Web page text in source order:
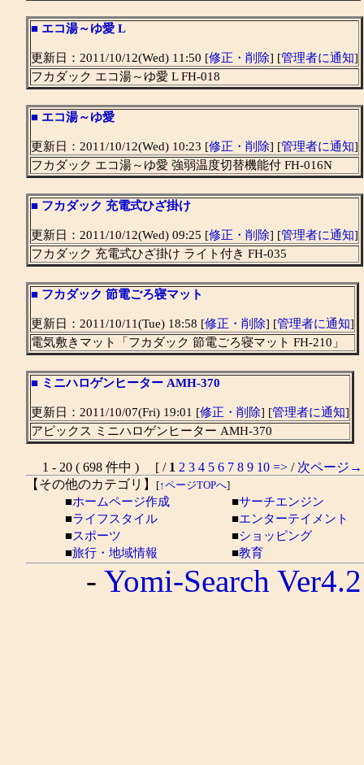
■ エコ湯～ゆ愛 L
更新日：2011/10/12(Wed) 11:50 [修正・削除] [管理者に通知]
フカダック エコ湯～ゆ愛 L FH-018
■ エコ湯～ゆ愛
更新日：2011/10/12(Wed) 10:23 [修正・削除] [管理者に通知]
フカダック エコ湯～ゆ愛 強弱温度切替機能付 FH-016N
■ フカダック 充電式ひざ掛け
更新日：2011/10/12(Wed) 09:25 [修正・削除] [管理者に通知]
フカダック 充電式ひざ掛け ライト付き FH-035
■ フカダック 節電ごろ寝マット
更新日：2011/10/11(Tue) 18:58 [修正・削除] [管理者に通知]
電気敷きマット「フカダック 節電ごろ寝マット FH-210」
■ ミニハロゲンヒーター AMH-370
更新日：2011/10/07(Fri) 19:01 [修正・削除] [管理者に通知]
アピックス ミニハロゲンヒーター AMH-370
1 - 20 ( 698 件中 ) [ / 1 2 3 4 5 6 7 8 9 10 => / 次ページ→
【その他のカテゴリ】
[↑ページTOPへ]
■ホームページ作成 ■サーチエンジン
■ライフスタイル ■エンターテイメント
■スポーツ ■ショッピング
■旅行・地域情報 ■教育
- Yomi-Search